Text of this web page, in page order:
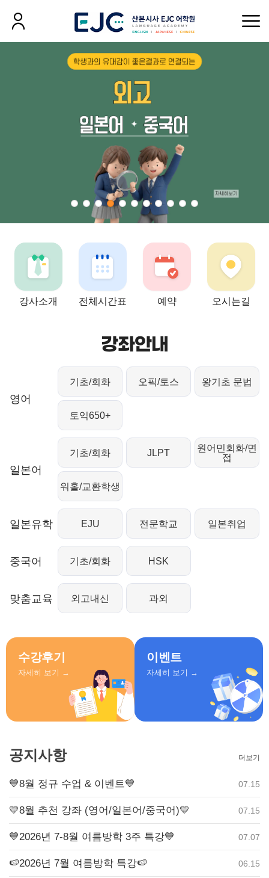
강사소개 전체시간표 예약 오시는길
강좌안내
영어
기초/회화 오픽/토스 왕기초 문법
토익650+
일본어
기초/회화 JLPT
원어민회화/면
접
워홀/교환학생
일본유학 EJU 전문학교 일본취업
중국어 기초/회화 HSK
맞춤교육 외고내신 과외
수강후기
자세히 보기 →
이벤트
자세히 보기 →
공지사항 더보기
💙8월 정규 수업 & 이벤트💙 07.15
💛8월 추천 강좌 (영어/일본어/중국어)💛 07.15
💙2026년 7-8월 여름방학 3주 특강💙 07.07
🍉2026년 7월 여름방학 특강🍉 06.15